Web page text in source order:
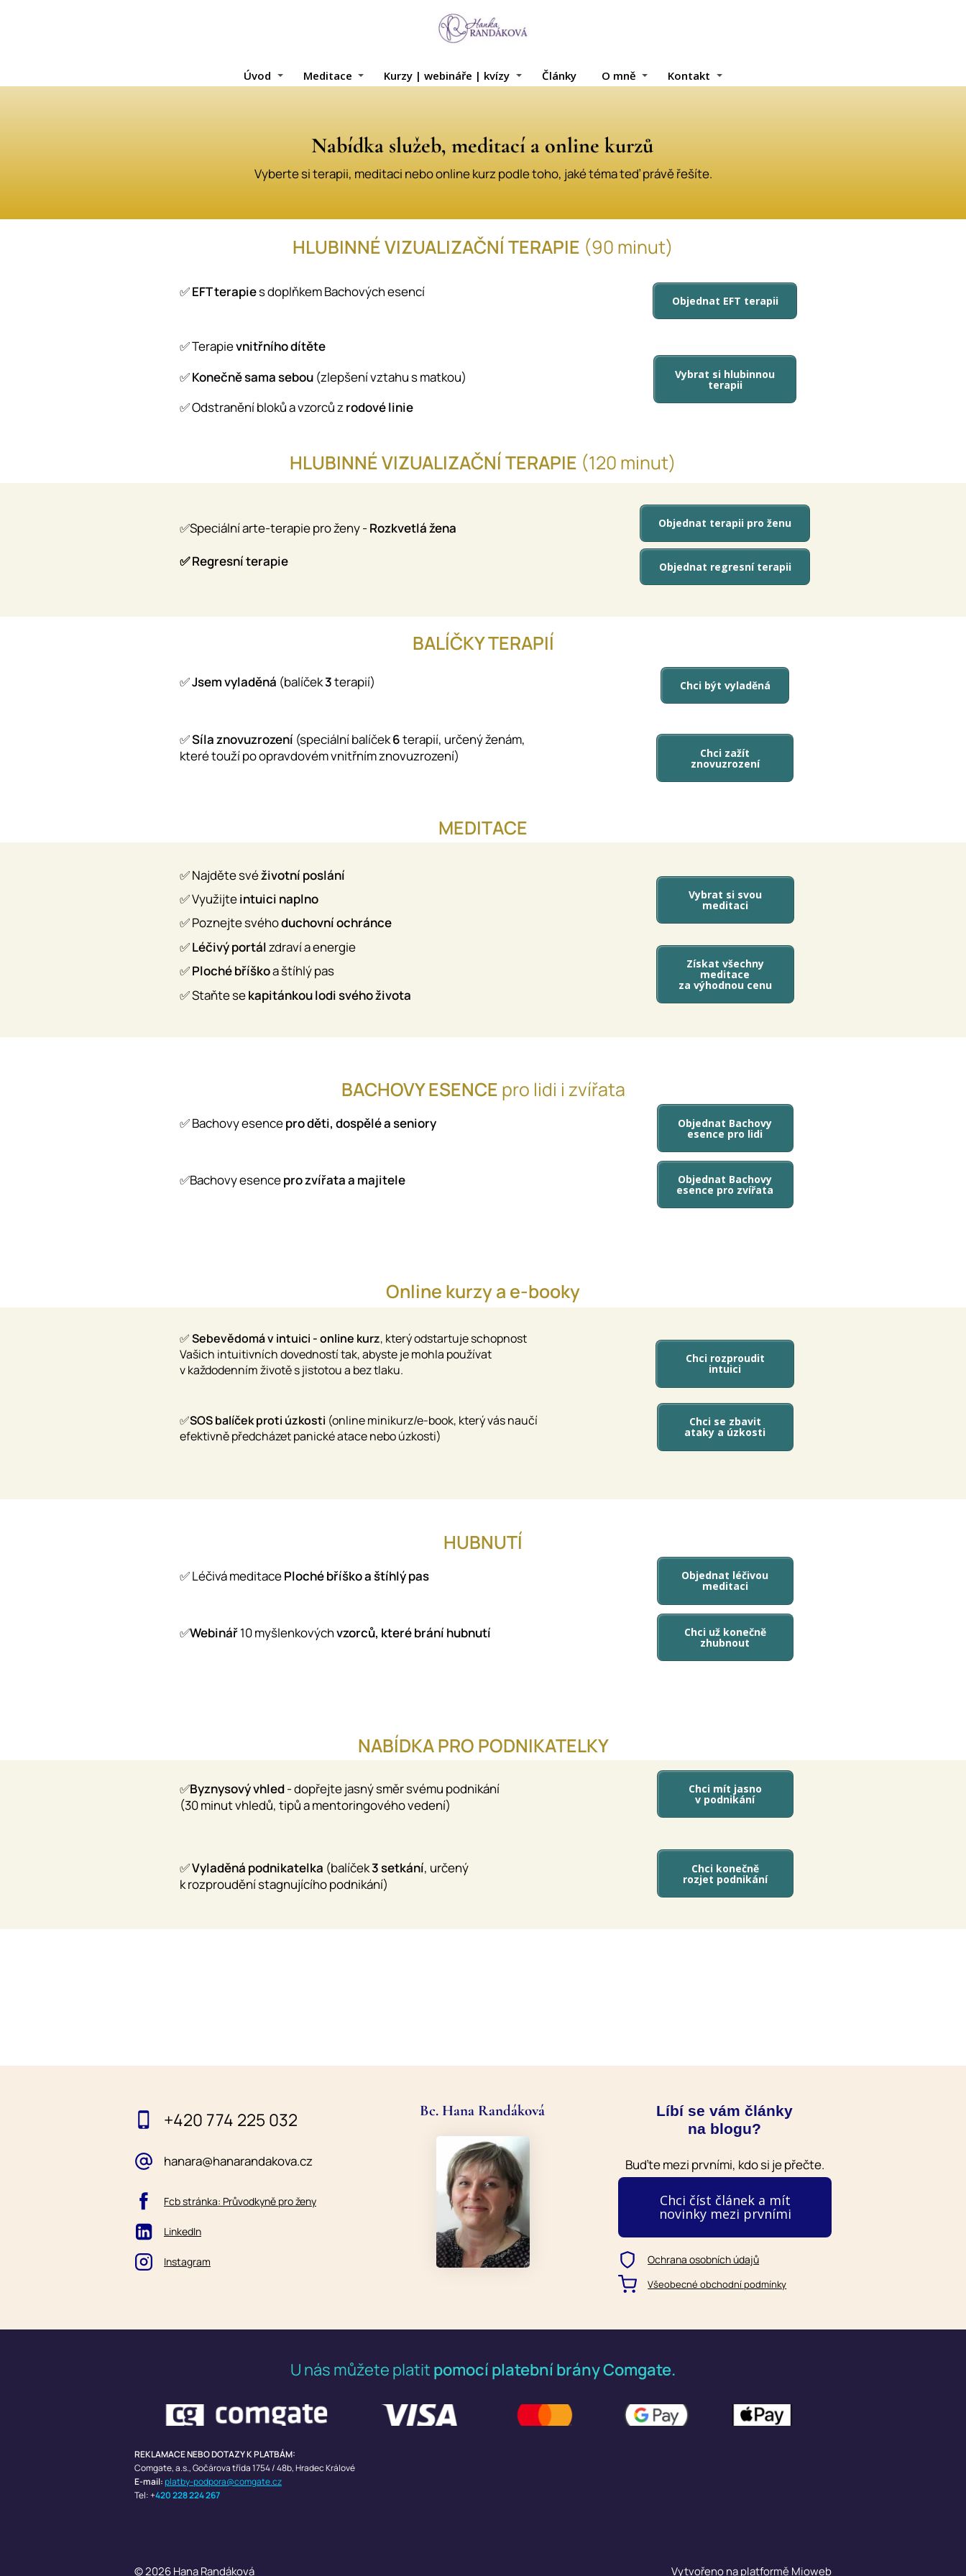
Úvod Meditace Kurzy | webináře | kvízy Články O mně Kontakt
Nabídka služeb, meditací a online kurzů
Vyberte si terapii, meditaci nebo online kurz podle toho, jaké téma teď právě řešíte.
HLUBINNÉ VIZUALIZAČNÍ TERAPIE (90 minut)
✅EFT terapies doplňkem Bachových esencí
Objednat EFT terapii
✅ Terapievnitřního dítěte
✅Konečně sama sebou (zlepšení vztahu s matkou)
✅ Odstranění bloků a vzorců zrodové linie
Vybrat si hlubinnou
terapii
HLUBINNÉ VIZUALIZAČNÍ TERAPIE (120 minut)
✅Speciální arte-terapie pro ženy -Rozkvetlá žena
✅ Regresní terapie
Objednat terapii pro ženu
Objednat regresní terapii
BALÍČKY TERAPIÍ
✅Jsem vyladěná (balíček3terapií) Chci být vyladěná
✅Síla znovuzrození (speciální balíček6terapií, určený ženám,
které touží po opravdovém vnitřním znovuzrození)
Chci zažít
znovuzrození
MEDITACE
✅ Najděte svéživotní poslání
✅ Využijteintuici naplno
✅ Poznejte svéhoduchovní ochránce
✅Léčivý portálzdraví a energie
✅Ploché bříškoa štíhlý pas
✅ Staňte sekapitánkou lodi svého života
Vybrat si svou
meditaci
Získat všechny
meditace
za výhodnou cenu
BACHOVY ESENCE pro lidi i zvířata
✅ Bachovy esencepro děti, dospělé a seniory Objednat Bachovy
esence pro lidi
✅Bachovy esencepro zvířata a majitele Objednat Bachovy
esence pro zvířata
Online kurzy a e-booky
✅Sebevědomá v intuici - online kurz, který odstartuje schopnost
Vašich intuitivních dovedností tak, abyste je mohla používat
v každodenním životě s jistotou a bez tlaku.
Chci rozproudit
intuici
✅SOS balíček proti úzkosti (online minikurz/e-book, který vás naučí
efektivně předcházet panické atace nebo úzkosti)
Chci se zbavit
ataky a úzkosti
HUBNUTÍ
✅ Léčivá meditacePloché bříško a štíhlý pas Objednat léčivou
meditaci
✅Webinář10 myšlenkovýchvzorců, které brání hubnutí Chci už konečně
zhubnout
NABÍDKA PRO PODNIKATELKY
✅Byznysový vhled- dopřejte jasný směr svému podnikání
(30 minut vhledů, tipů a mentoringového vedení)
Chci mít jasno
v podnikání
✅Vyladěná podnikatelka (balíček3setkání, určený
k rozproudění stagnujícího podnikání)
Chci konečně
rozjet podnikání
+420 774 225 032
hanara@hanarandakova.cz
Fcb stránka: Průvodkyně pro ženy
LinkedIn
Instagram
Bc. Hana Randáková
Líbí se vám články
na blogu?
Buďte mezi prvními, kdo si je přečte.
Chci číst článek a mít
novinky mezi prvními
Ochrana osobních údajů
Všeobecné obchodní podmínky
U nás můžete platit pomocí platební brány Comgate.
REKLAMACE NEBO DOTAZY K PLATBÁM:
Comgate, a.s.,Gočárova třída 1754 / 48b, Hradec Králové
E-mail:platby-podpora@comgate.cz
Tel: +420 228 224 267
© 2026 Hana Randáková Vytvořeno na platforměMioweb